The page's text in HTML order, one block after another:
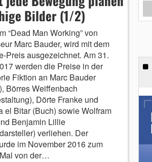
Bilder (1/2)
“Dead Man Working” von
Marc Bauder, wird mit dem
Preis ausgezeichnet. Am 31.
werden die Preise in der
Fiktion an Marc Bauder
Börres Weiffenbach
Dörte Franke und
el Bitar (Buch) sowie Wolfram
Benjamin Lillie
verliehen. Der
im November 2016 zum
von der…